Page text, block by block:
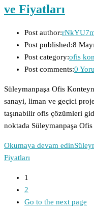
ve Fiyatları
Post author:
Post published:8
Post category:ofis
Post comments:0
Süleymanpaşa Ofis
sanayi, liman ve geçici
taşınabilir ofis çözümleri
noktada Süleymanpaşa
Okumaya devam edin
Fiyatları
1
2
Go to the next page